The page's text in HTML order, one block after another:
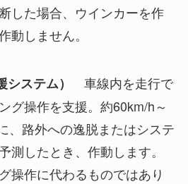
した場合、ウインカーを作
動しません。
システム） 車線内を走行で
グ操作を支援。約60km/h～
、路外への逸脱またはシステ
測したとき、作動します。
操作に代わるものではあり